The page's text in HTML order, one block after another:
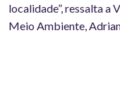
localidade”, ressalta a
Meio Ambiente,